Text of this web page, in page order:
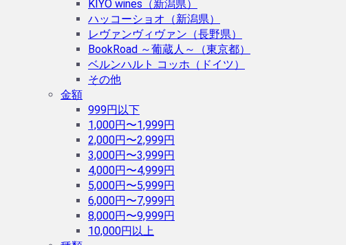
KIYO wines（新潟県）
ハッコーショオ（新潟県）
レヴァンヴィヴァン（長野県）
BookRoad ～葡蔵人～（東京都）
ベルンハルト コッホ（ドイツ）
その他
金額
999円以下
1,000円〜1,999円
2,000円〜2,999円
3,000円〜3,999円
4,000円〜4,999円
5,000円〜5,999円
6,000円〜7,999円
8,000円〜9,999円
10,000円以上